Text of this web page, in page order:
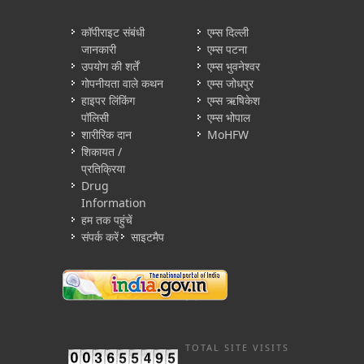
कॉपीराइट संबंधी
जानकारी
उपयोग की शर्तें
गोपनीयता वाले कथन
हाइपर लिंकिंग
पॉलिसी
शारीरिक दान
शिकायत /
प्रतिक्रिया
Drug
Information
हम तक पहुंचें
संपर्क करें
साइटमैप
एम्स दिल्ली
एम्स पटना
एम्स भुवनेश्वर
एम्स जोधपुर
एम्स ऋषिकेश
एम्स भोपाल
MoHFW
TOTAL SITE VISITS